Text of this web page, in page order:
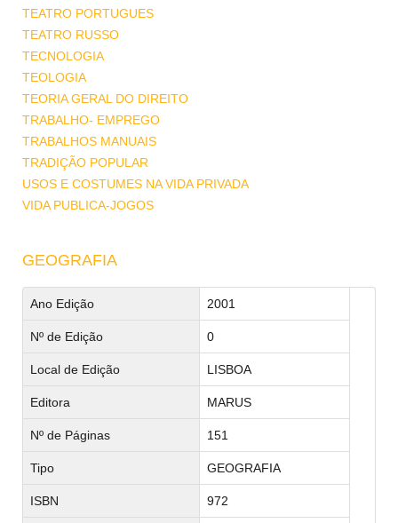
TEATRO PORTUGUES
TEATRO RUSSO
TECNOLOGIA
TEOLOGIA
TEORIA GERAL DO DIREITO
TRABALHO- EMPREGO
TRABALHOS MANUAIS
TRADIÇÃO POPULAR
USOS E COSTUMES NA VIDA PRIVADA
VIDA PUBLICA-JOGOS
GEOGRAFIA
Ano Edição 2001
Nº de Edição 0
Local de Edição LISBOA
Editora MARUS
Nº de Páginas 151
Tipo GEOGRAFIA
ISBN 972